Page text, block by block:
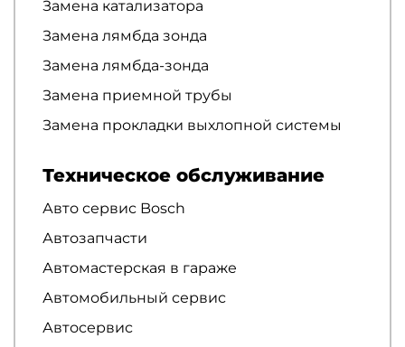
Замена катализатора
Замена лямбда зонда
Замена лямбда-зонда
Замена приемной трубы
Замена прокладки выхлопной системы
Техническое обслуживание
Авто сервис Bosch
Автозапчасти
Автомастерская в гараже
Автомобильный сервис
Автосервис